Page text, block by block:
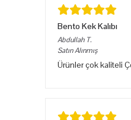
Bento Kek Kalıbı
Abdullah T.
Satın Alınmış
Ürünler çok kaliteli